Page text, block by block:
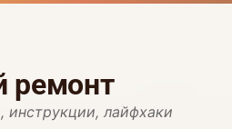
ремонт
лайфхаки